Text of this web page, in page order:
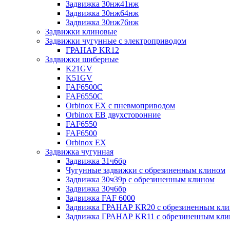
Задвижка 30нж41нж
Задвижка 30нж64нж
Задвижка 30нж76нж
Задвижки клиновые
Задвижки чугунные с электроприводом
ГРАНАР KR12
Задвижки шиберные
K21GV
K51GV
FAF6500C
FAF6550С
Orbinox EX с пневмоприводом
Orbinox EB двухсторонние
FAF6550
FAF6500
Orbinox EX
Задвижка чугунная
Задвижка 31ч6бр
Чугунные задвижки с обрезиненным клином
Задвижка 30ч39р с обрезиненным клином
Задвижка 30ч6бр
Задвижка FAF 6000
Задвижка ГРАНАР KR20 с обрезиненным
Задвижка ГРАНАР KR11 с обрезиненным